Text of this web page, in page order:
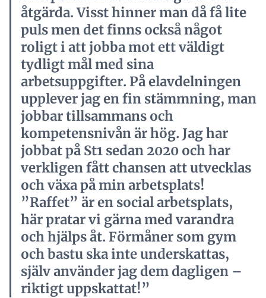
åtgärda. Visst hinner man då få lite
puls men det finns också något
roligt i att jobba mot ett väldigt
tydligt mål med sina
arbetsuppgifter. På elavdelningen
upplever jag en fin stämmning, man
jobbar tillsammans och
kompetensnivån är hög. Jag har
jobbat på St1 sedan 2020 och har
verkligen fått chansen att utvecklas
och växa på min arbetsplats!
”Raffet” är en social arbetsplats,
här pratar vi gärna med varandra
och hjälps åt. Förmåner som gym
och bastu ska inte underskattas,
själv använder jag dem dagligen –
riktigt uppskattat!”